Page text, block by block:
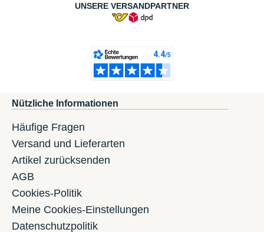
UNSERE VERSANDPARTNER
Nützliche Informationen
Häufige Fragen
Versand und Lieferarten
Artikel zurücksenden
AGB
Cookies-Politik
Meine Cookies-Einstellungen
Datenschutzpolitik